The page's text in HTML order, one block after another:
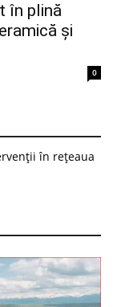
în plină
și
0
în rețeaua